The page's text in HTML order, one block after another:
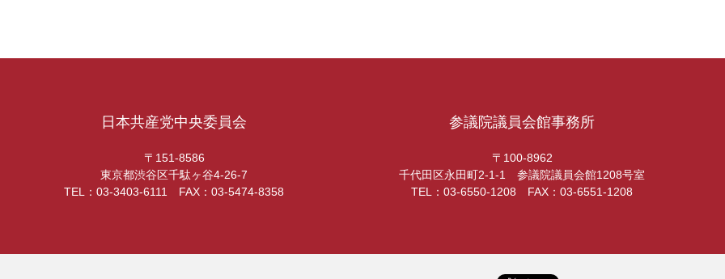
日本共産党中央委員会
〒151-8586
東京都渋谷区千駄ヶ谷4-26-7
TEL：03-3403-6111 FAX：03-5474-8358
参議院議員会館事務所
〒100-8962
千代田区永田町2-1-1 参議院議員会館1208号室
TEL：03-6550-1208 FAX：03-6551-1208